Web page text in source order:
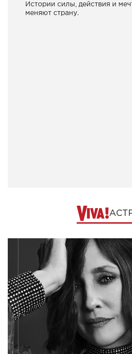
Истории силы, действия и
меняют страну.